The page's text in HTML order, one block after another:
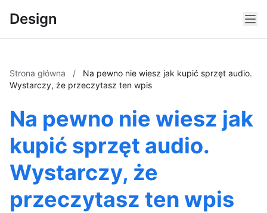
Design
Strona główna /
Na pewno nie wiesz jak kupić sprzęt audio.
Wystarczy, że przeczytasz ten wpis
Na pewno nie wiesz jak
kupić sprzęt audio.
Wystarczy, że
przeczytasz ten wpis